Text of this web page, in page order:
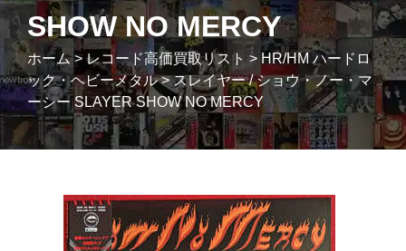
SHOW NO MERCY
ホーム> レコード高価買取リスト > HR/HM ハードロ
ック・ヘビーメタル>スレイヤー / ショウ・ノー・マ
ーシー SLAYER SHOW NO MERCY